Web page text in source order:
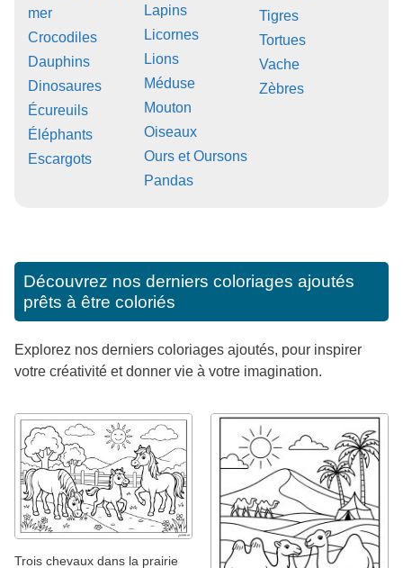
mer
Crocodiles
Dauphins
Dinosaures
Écureuils
Éléphants
Escargots
Lapins
Licornes
Lions
Méduse
Mouton
Oiseaux
Ours et Oursons
Pandas
Tigres
Tortues
Vache
Zèbres
Découvrez nos derniers coloriages ajoutés
prêts à être coloriés
Explorez nos derniers coloriages ajoutés, pour inspirer
votre créativité et donner vie à votre imagination.
Trois chevaux dans la prairie